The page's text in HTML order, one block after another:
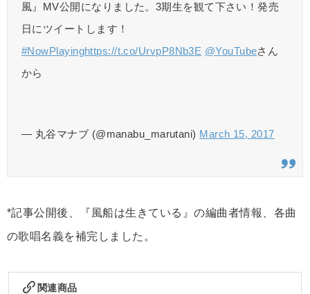
風』MV公開になりました。3期生を観て下さい！発売
日にツイートします！
#NowPlayinghttps://t.co/UrvpP8Nb3E @YouTubeさん
から
— 丸谷マナブ (@manabu_marutani) March 15, 2017
*記事公開後、『風船は生きている』の編曲者情報、各曲
の歌唱名義を補完しました。
関連商品